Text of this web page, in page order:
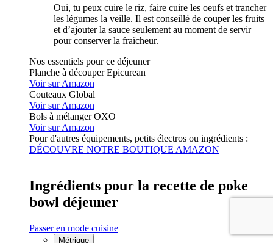
Oui, tu peux cuire le riz, faire cuire les oeufs et trancher
les légumes la veille. Il est conseillé de couper les fruits
et d’ajouter la sauce seulement au moment de servir
pour conserver la fraîcheur.
Nos essentiels pour ce déjeuner
Planche à découper Epicurean
Voir sur Amazon
Couteaux Global
Voir sur Amazon
Bols à mélanger OXO
Voir sur Amazon
Pour d'autres équipements, petits électros ou ingrédients :
DÉCOUVRE NOTRE BOUTIQUE AMAZON
Ingrédients pour la recette de poke
bowl déjeuner
Passer en mode cuisine
Métrique